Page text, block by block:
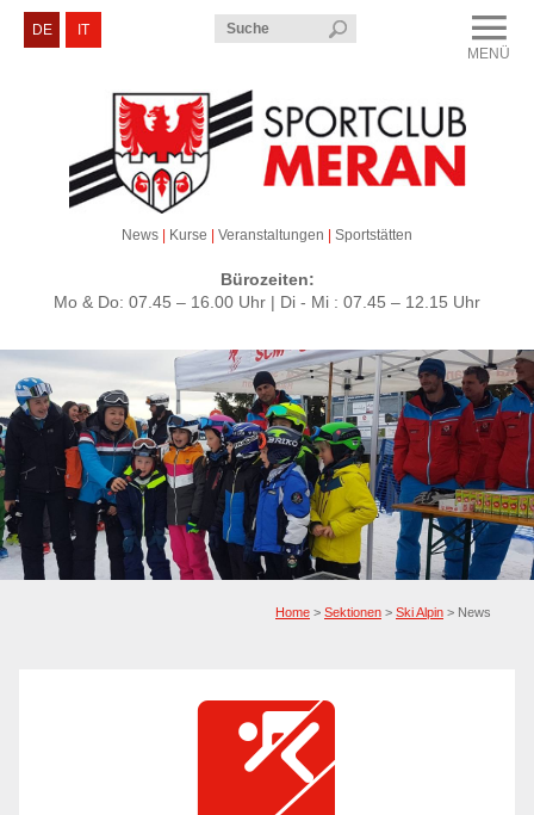
News | Kurse | Veranstaltungen | Sportstätten
Bürozeiten:
Mo & Do: 07.45 – 16.00 Uhr | Di - Mi : 07.45 – 12.15 Uhr
DE
IT
MENÜ
Menü CLOSE
Sportclub Meran
Kurse & Veranstaltungen
Sektionen
Service & Kontakt
Home > Sektionen > Ski Alpin > News